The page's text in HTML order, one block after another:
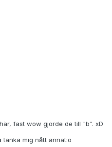
fast wow gjorde de till "b". xD
tänka mig nått annat:o